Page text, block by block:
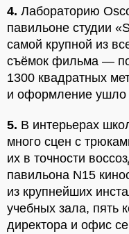
4. Лабораторию
павильоне студии
самой крупной из
съёмок фильма —
1300 квадратных
и оформление ушло
5. В интерьерах
много сцен с
их в точности
павильона N15
из крупнейших
учебных зала, пять
директора и офис